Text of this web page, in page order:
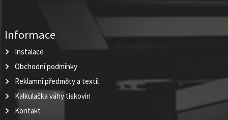
Informace
Instalace
Obchodní podmínky
Reklamní předměty a textil
Kalkulačka váhy tiskovin
Kontakt